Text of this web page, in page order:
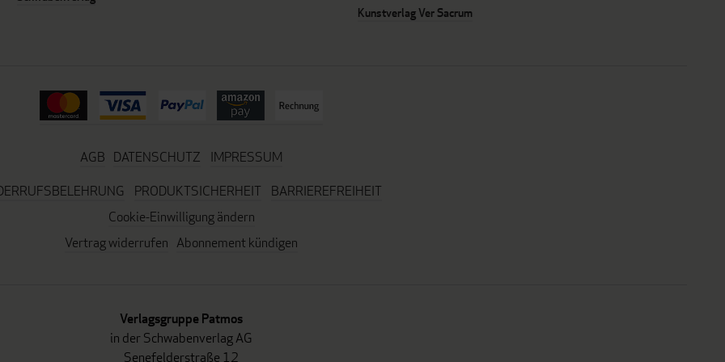
Kunstverlag Ver Sacrum
AGB DATENSCHUTZ
IMPRESSUM
PRODUKTSICHERHEIT
BARRIEREFREIHEIT
Cookie-Einwilligung ändern
Vertrag widerrufen Abonnement kündigen
Verlagsgruppe Patmos
in der Schwabenverlag AG
Senefelderstraße 12